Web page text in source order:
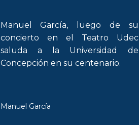
Manuel García, luego de su
concierto en el Teatro Udec
saluda a la Universidad de
Concepción en su centenario.
Manuel García